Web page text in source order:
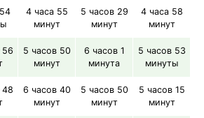
4 часа 55
минут
5 часов 29
минут
4 часа 58
минут
56
5 часов 50
минут
6 часов 1
минута
5 часов 53
минуты
48
6 часов 40
минут
5 часов 50
минут
5 часов 15
минут